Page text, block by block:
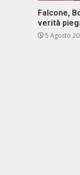
Falcone,
verità
5 Agosto